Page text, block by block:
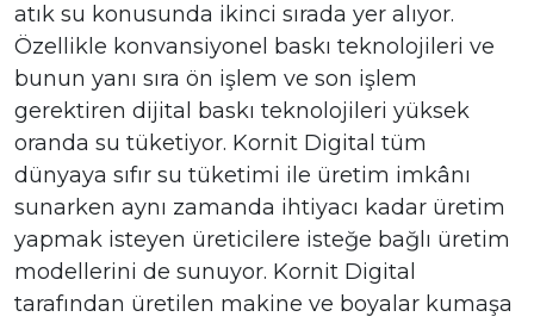
atık su konusunda ikinci sırada yer alıyor.
Özellikle konvansiyonel baskı teknolojileri ve
bunun yanı sıra ön işlem ve son işlem
gerektiren dijital baskı teknolojileri yüksek
oranda su tüketiyor. Kornit Digital tüm
dünyaya sıfır su tüketimi ile üretim imkânı
sunarken aynı zamanda ihtiyacı kadar üretim
yapmak isteyen üreticilere isteğe bağlı üretim
modellerini de sunuyor. Kornit Digital
tarafından üretilen makine ve boyalar kumaşa